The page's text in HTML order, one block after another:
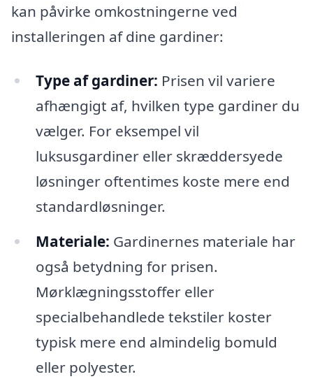
kan påvirke omkostningerne ved
installeringen af dine gardiner:
Type af gardiner: Prisen vil variere
afhængigt af, hvilken type gardiner du
vælger. For eksempel vil
luksusgardiner eller skræddersyede
løsninger oftentimes koste mere end
standardløsninger.
Materiale: Gardinernes materiale har
også betydning for prisen.
Mørklægningsstoffer eller
specialbehandlede tekstiler koster
typisk mere end almindelig bomuld
eller polyester.